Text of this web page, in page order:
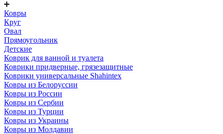
Ковры
Круг
Овал
Прямоугольник
Детские
Коврик для ванной и туалета
Коврики придверные, грязезащитные
Коврики универсальные Shahintex
Ковры из Белоруссии
Ковры из России
Ковры из Сербии
Ковры из Турции
Ковры из Украины
Ковры из Молдавии